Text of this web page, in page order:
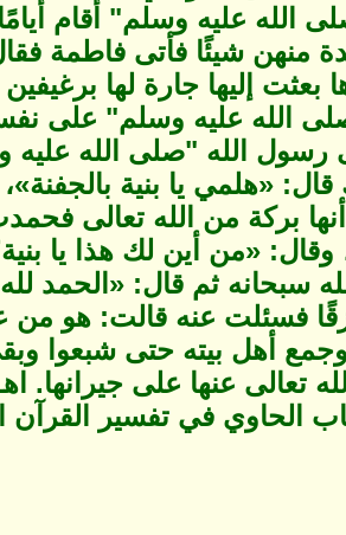
الله عليه وسلم" أقام
منهن شيئًا فأتى فاطمة
بعثت إليها جارة لها
الله عليه وسلم" على
الله "صلى الله عليه
«هلمي يا بنية
بركة من الله تعالى
وقال: «من أين لك هذا يا
سبحانه ثم قال: «الحمد
فسئلت عنه قالت: هو من
أهل بيته حتى شبعوا
تعالى عنها على جيرانها.
الحاوي في تفسير القرآن